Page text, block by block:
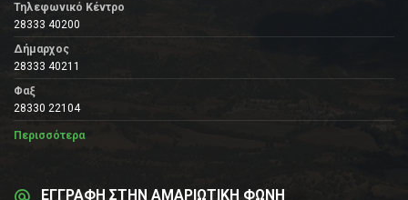
Τηλεφωνικό Κέντρο
28333 40200
Δήμαρχος
28333 40211
Φαξ
28330 22104
Περισσότερα
ΕΓΓΡΑΦΗ ΣΤΗΝ ΑΜΑΡΙΩΤΙΚΗ ΦΩΝΗ